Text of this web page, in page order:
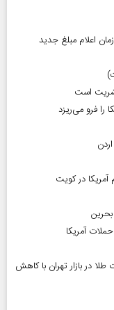
اعلام مبلغ جدید
است
را فرو می‌ریزد
در کویت
آمریکا
مرداد ۱۴۰۵ | افت قیمت طلا در بازار تهران با کاهش